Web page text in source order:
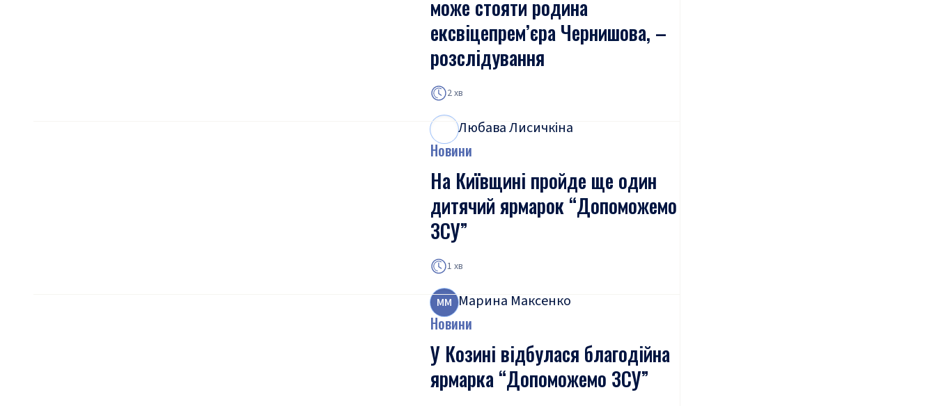
може стояти родина
ексвіцепрем’єра Чернишова, –
розслідування
2 хв
Любава Лисичкіна
Новини
На Київщині пройде ще один
дитячий ярмарок “Допоможемо
ЗСУ”
1 хв
ММ Марина Максенко
Новини
У Козині відбулася благодійна
ярмарка “Допоможемо ЗСУ”